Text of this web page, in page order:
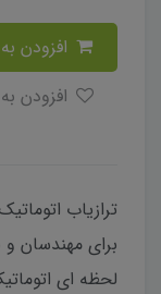
برای مهندسان و
لحظه ای